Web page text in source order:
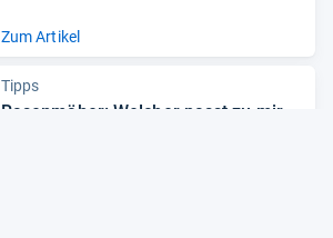
Zum Artikel
Tipps
Rasen­mä­her: Wel­cher passt zu mir